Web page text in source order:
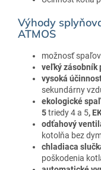
Výhody
ATMOS
možnosť
veľký zásobník
vysoká
sekundárny
ekologické
5triedy 4 a 5,
odťahový
kotolňa bez
chladiaca
poškodenia